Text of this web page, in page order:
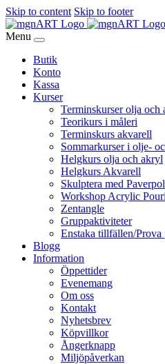
Skip to content Skip to footer
Menu
Butik
Konto
Kassa
Kurser
Terminskurser olja och
Teorikurs i måleri
Terminskurs akvarell
Sommarkurser i olje-
Helgkurs olja och akryl
Helgkurs Akvarell
Skulptera med Paverpol
Workshop Acrylic
Zentangle
Gruppaktiviteter
Enstaka tillfällen/Prova
Blogg
Information
Öppettider
Evenemang
Om oss
Kontakt
Nyhetsbrev
Köpvillkor
Ångerknapp
Miljöpåverkan